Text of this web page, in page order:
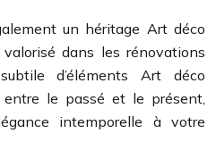
un héritage Art déco
dans les rénovations
d’éléments Art déco
le passé et le présent,
intemporelle à votre